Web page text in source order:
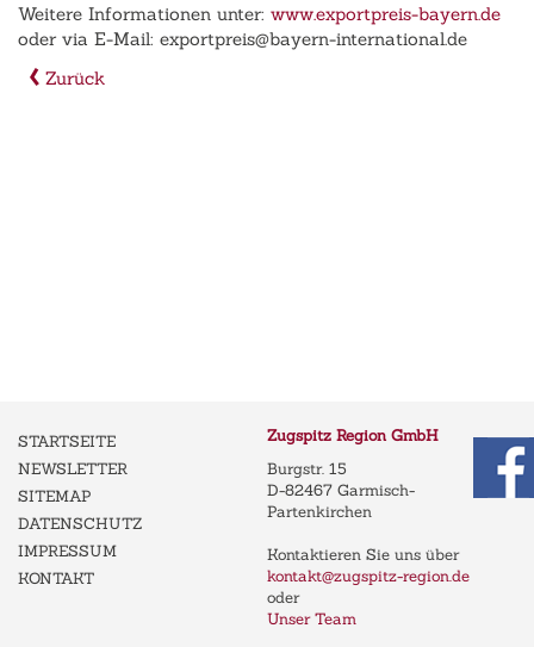
Weitere Informationen unter: www.exportpreis-bayern.de
oder via E-Mail: exportpreis@bayern-international.de
Zurück
STARTSEITE
NEWSLETTER
SITEMAP
DATENSCHUTZ
IMPRESSUM
KONTAKT
Zugspitz Region GmbH
Burgstr. 15
D-82467 Garmisch-
Partenkirchen
Kontaktieren Sie uns über
kontakt@zugspitz-region.de
oder
Unser Team